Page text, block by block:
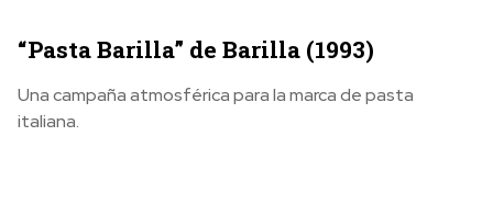
“Pasta Barilla” de Barilla (1993)
Una campaña atmosférica para la marca de pasta
italiana.